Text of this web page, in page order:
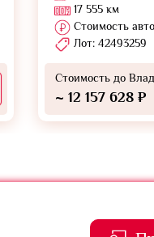
17 555 км
Стоимость
Лот: 42493259
Стоимость до
~ 12 157 628 ₽